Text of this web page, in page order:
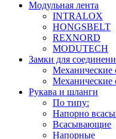
Модульная лента
INTRALOX
HONGSBELT
REXNORD
MODUTECH
Замки для
Механические
Механические
Рукава и шланги
По типу:
Напорно
Всасывающие
Напорные